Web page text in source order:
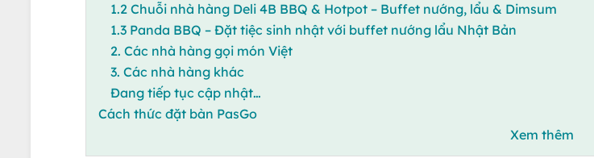
1.2 Chuỗi nhà hàng Deli 4B BBQ & Hotpot – Buffet nướng, lẩu & Dimsum
1.3 Panda BBQ – Đặt tiệc sinh nhật với buffet nướng lẩu Nhật Bản
2. Các nhà hàng gọi món Việt
3. Các nhà hàng khác
Đang tiếp tục cập nhật…
Cách thức đặt bàn PasGo
Xem thêm